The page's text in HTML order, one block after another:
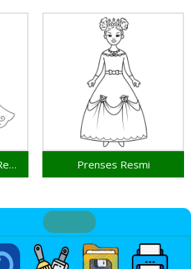
Prenses Yazdırılabilir Resim Prenses Resmi